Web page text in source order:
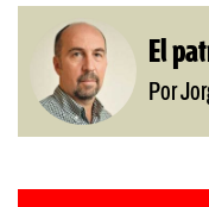
El
Por